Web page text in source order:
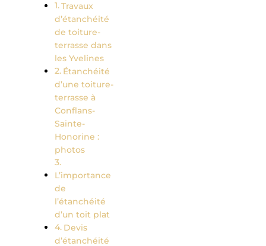
Travaux
d’étanchéité
de toiture-
terrasse dans
les Yvelines
Étanchéité
d’une toiture-
terrasse à
Conflans-
Sainte-
Honorine :
photos
L’importance
de
l’étanchéité
d’un toit plat
Devis
d’étanchéité